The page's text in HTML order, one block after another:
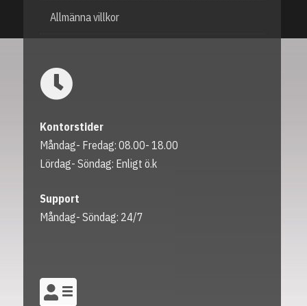
Allmänna villkor
Kontorstider
Måndag- Fredag: 08.00- 18.00
Lördag- Söndag: Enligt ö.k
Support
Måndag- Söndag: 24/7